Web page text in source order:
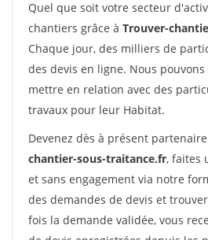
Quel que soit votre secteur
chantiers grâce à Trouver-
Chaque jour, des milliers de
des devis en ligne. Nous
mettre en relation avec des
travaux pour leur Habitat.
Devenez dès à présent
chantier-sous-traitance.fr, faites
et sans engagement via notre
des demandes de devis et
fois la demande validée, vous